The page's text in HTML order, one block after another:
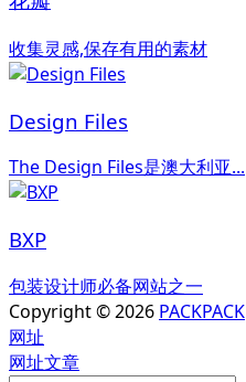
收集灵感,保存有用的素材
Design Files
The Design Files是澳大利亚...
BXP
包装设计师必备网站之一
Copyright © 2026 PACKPACK
网址
网址文章